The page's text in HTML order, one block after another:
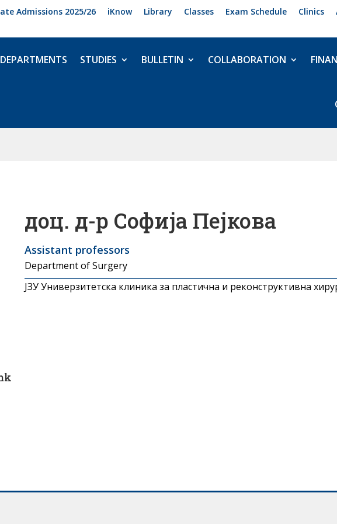
Admissions 2025/26 iKnow Library Classes Exam Schedule Clinics
DEPARTMENTS STUDIES BULLETIN COLLABORATION
доц. д-р Софија Пејкова
Assistant professors
Department of Surgery
ЈЗУ Универзитетска клиника за пластична и реконструктивна